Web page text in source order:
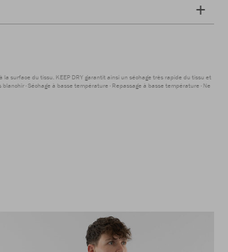
surface du tissu. KEEP DRY garantit ainsi un séchage très rapide du tissu et
blanchir Séchage à basse température Repassage à basse température Ne